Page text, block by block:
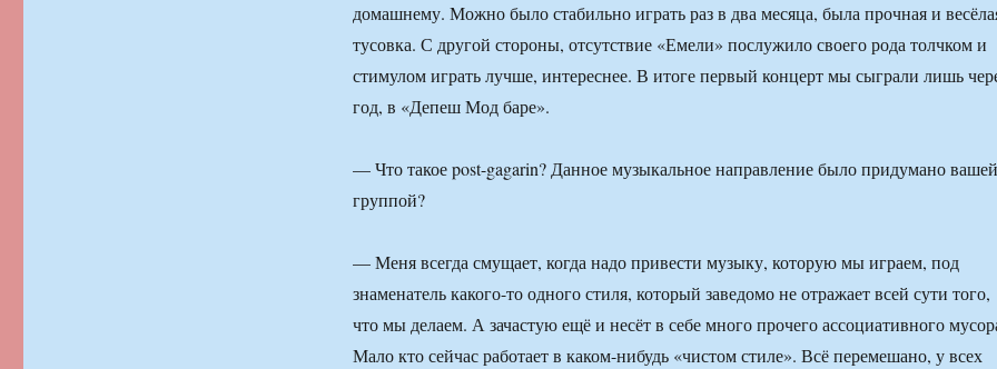
домашнему. Можно было стабильно играть раз в два месяца, была прочная и
тусовка. С другой стороны, отсутствие «Емели» послужило своего рода толчком и
стимулом играть лучше, интереснее. В итоге первый концерт мы сыграли лишь
год, в «Депеш Мод баре».
— Что такое post-gagarin? Данное музыкальное направление было придумано вашей
группой?
— Меня всегда смущает, когда надо привести музыку, которую мы играем, под
знаменатель какого-то одного стиля, который заведомо не отражает всей сути того,
что мы делаем. А зачастую ещё и несёт в себе много прочего ассоциативного
Мало кто сейчас работает в каком-нибудь «чистом стиле». Всё перемешано, у всех